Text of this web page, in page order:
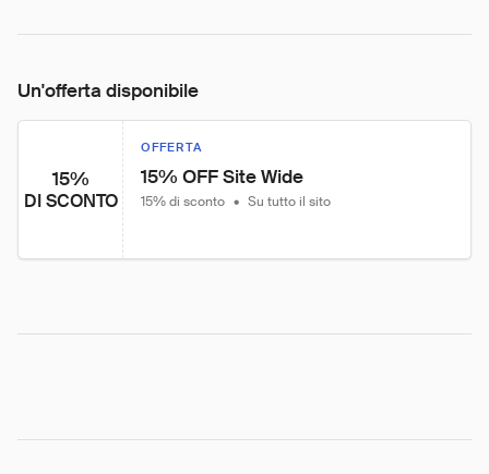
Un'offerta disponibile
15%
DI SCONTO
OFFERTA
15% OFF Site Wide
15% di sconto • Su tutto il sito